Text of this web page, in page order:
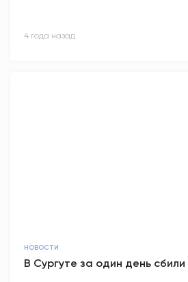
4 года назад
НОВОСТИ
В Сургуте за один день